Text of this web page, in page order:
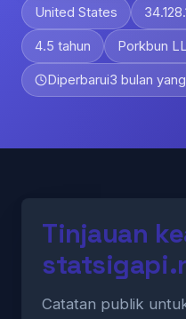
United States
4.5 tahun Porkbun
Diperbarui3 bulan
Tinjauan
Catatan publik